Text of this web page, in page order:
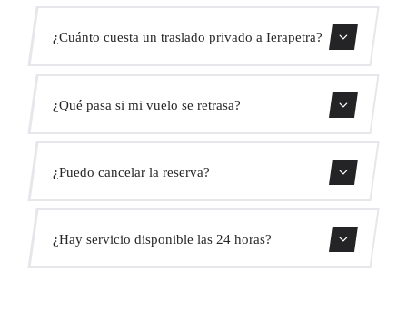
¿Cuánto cuesta un traslado privado a Ierapetra?
Usa nuestro formulario de reserva para obtener un precio
fijo al instante. Sin cargos ocultos.
¿Qué pasa si mi vuelo se retrasa?
conductor ajustará automáticamente la hora de recogida
sin coste adicional.
¿Puedo cancelar la reserva?
recogida.
¿Hay servicio disponible las 24 horas?